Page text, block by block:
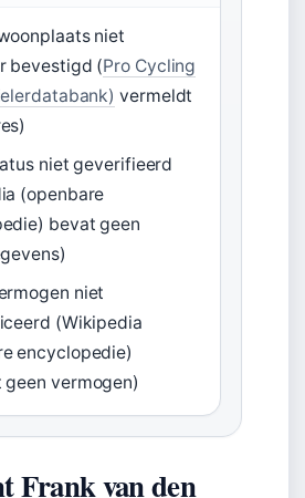
niet
bevestigd (Pro Cycling
vermeldt
niet geverifieerd
(openbare
bevat geen
niet
(Wikipedia
encyclopedie)
vermogen)
Frank van den